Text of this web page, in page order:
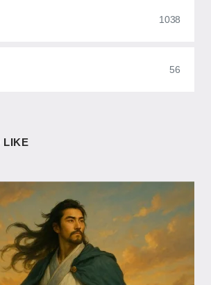
1038
56
LIKE